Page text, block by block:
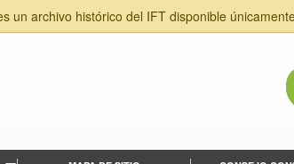
un archivo histórico del IFT disponible